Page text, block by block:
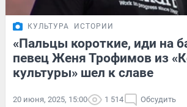
КУЛЬТУРА ИСТОРИИ
«Пальцы короткие, иди на
певец Женя Трофимов из
культуры» шел к славе
20 июня, 2025, 15:00 1 514 Обсудить